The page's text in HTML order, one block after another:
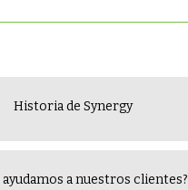
Historia de Synergy
ayudamos a nuestros clientes?